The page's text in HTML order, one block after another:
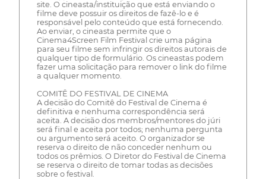
site. O cineasta/instituição que está enviando o
filme deve possuir os direitos de fazê-lo e é
responsável pelo conteúdo que está fornecendo.
Ao enviar, o cineasta permite que o
Cinema4Screen Film Festival crie uma página
para seu filme sem infringir os direitos autorais de
qualquer tipo de formulário. Os cineastas podem
fazer uma solicitação para remover o link do filme
a qualquer momento.
COMITÊ DO FESTIVAL DE CINEMA
A decisão do Comitê do Festival de Cinema é
definitiva e nenhuma correspondência será
aceita. A decisão dos membros/mentores do júri
será final e aceita por todos; nenhuma pergunta
ou argumento será aceito. O organizador se
reserva o direito de não conceder nenhum ou
todos os prêmios. O Diretor do Festival de Cinema
se reserva o direito de tomar todas as decisões
sobre o festival.